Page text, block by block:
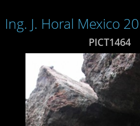
Ing. J. Horal Mexico
PICT1464